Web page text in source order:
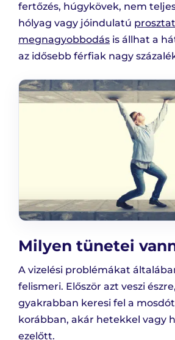
fertőzés, húgykövek, nem
hólyag vagy jóindulatú
megnagyobbodás is állhat a
az idősebb férfiak nagy
Milyen tünetei
A vizelési problémákat
felismeri. Először azt veszi
gyakrabban keresi fel a
korábban, akár hetekkel vagy
ezelőtt.